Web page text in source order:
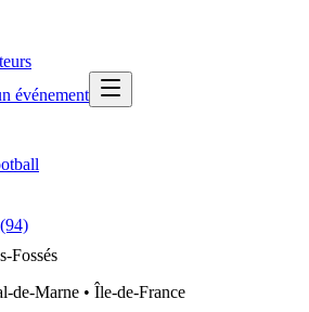
événement
Fossés
de-Marne • Île-de-France